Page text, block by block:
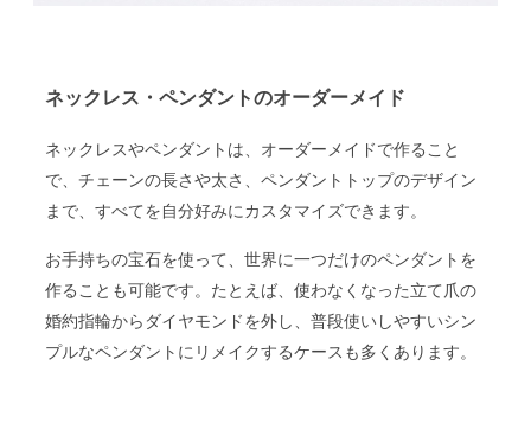
ネックレス・ペンダントのオーダーメイド
ネックレスやペンダントは、オーダーメイドで作ること
で、チェーンの長さや太さ、ペンダントトップのデザイン
まで、すべてを自分好みにカスタマイズできます。
お手持ちの宝石を使って、世界に一つだけのペンダントを
作ることも可能です。たとえば、使わなくなった立て爪の
婚約指輪からダイヤモンドを外し、普段使いしやすいシン
プルなペンダントにリメイクするケースも多くあります。